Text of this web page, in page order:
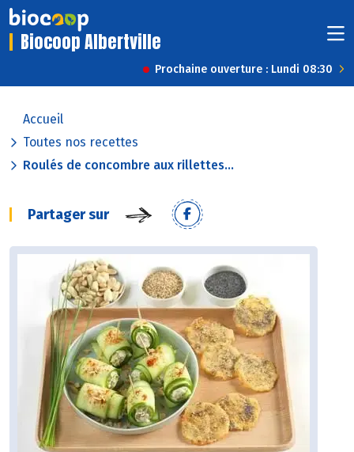
Biocoop Albertville
Prochaine ouverture : Lundi 08:30
Accueil
Toutes nos recettes
Roulés de concombre aux rillettes...
Partager sur